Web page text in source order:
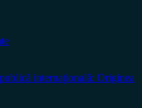
internațională: Originea